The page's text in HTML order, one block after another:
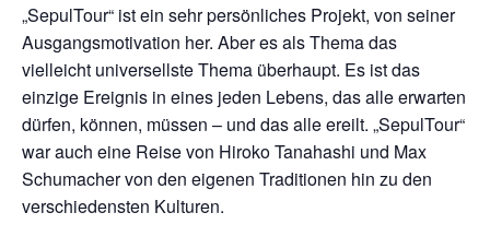
„SepulTour“ ist ein sehr persönliches Projekt, von seiner
Ausgangsmotivation her. Aber es als Thema das
vielleicht universellste Thema überhaupt. Es ist das
einzige Ereignis in eines jeden Lebens, das alle erwarten
dürfen, können, müssen – und das alle ereilt. „SepulTour“
war auch eine Reise von Hiroko Tanahashi und Max
Schumacher von den eigenen Traditionen hin zu den
verschiedensten Kulturen.